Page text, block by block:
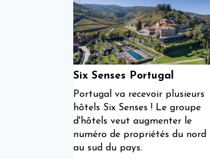
Six Senses Portugal
Portugal va recevoir plusieurs
hôtels Six Senses ! Le groupe
d'hôtels veut augmenter le
numéro de propriétés du nord
au sud du pays.